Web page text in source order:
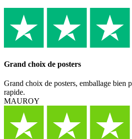
Grand choix de posters
Grand choix de posters, emballage bien
rapide.
MAUROY